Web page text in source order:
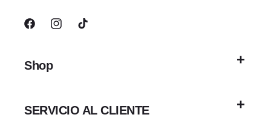
FacebookInstagramTikTok
Shop
SERVICIO AL CLIENTE